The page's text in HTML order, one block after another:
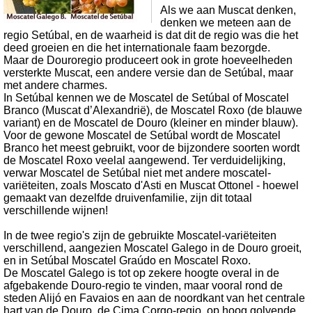
Als we aan Muscat denken,
denken we meteen aan de
regio Setúbal, en de waarheid is dat dit de regio was die het
deed groeien en die het internationale faam bezorgde.
Maar de Douroregio produceert ook in grote hoeveelheden
versterkte Muscat, een andere versie dan de Setúbal, maar
met andere charmes.
In Setúbal kennen we de Moscatel de Setúbal of Moscatel
Branco (Muscat d’Alexandrië), de Moscatel Roxo (de blauwe
variant) en de Moscatel de Douro (kleiner en minder blauw).
Voor de gewone Moscatel de Setúbal wordt de Moscatel
Branco het meest gebruikt, voor de bijzondere soorten wordt
de Moscatel Roxo veelal aangewend. Ter verduidelijking,
verwar Moscatel de Setúbal niet met andere moscatel-
variëteiten, zoals Moscato d'Asti en Muscat Ottonel - hoewel
gemaakt van dezelfde druivenfamilie, zijn dit totaal
verschillende wijnen!
In de twee regio's zijn de gebruikte Moscatel-variëteiten
verschillend, aangezien Moscatel Galego in de Douro groeit,
en in Setúbal Moscatel Graúdo en Moscatel Roxo.
De Moscatel Galego is tot op zekere hoogte overal in de
afgebakende Douro-regio te vinden, maar vooral rond de
steden Alijó en Favaios en aan de noordkant van het centrale